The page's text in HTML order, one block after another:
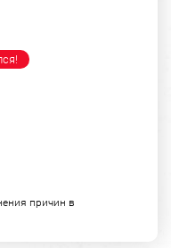
причин в